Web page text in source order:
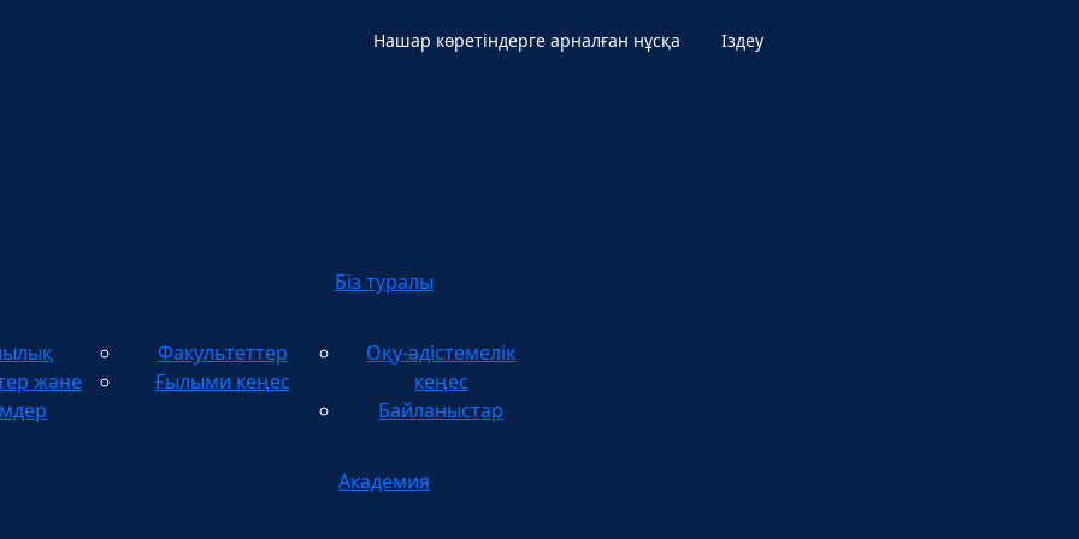
Нашар көретіндерге арналған нұсқа Іздеу
Біз туралы
және
Факультеттер
Ғылыми кеңес
Оқу-әдістемелік
кеңес
Байланыстар
Академия